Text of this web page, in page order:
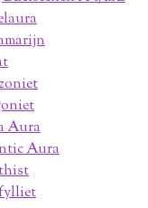
Aura
Aura